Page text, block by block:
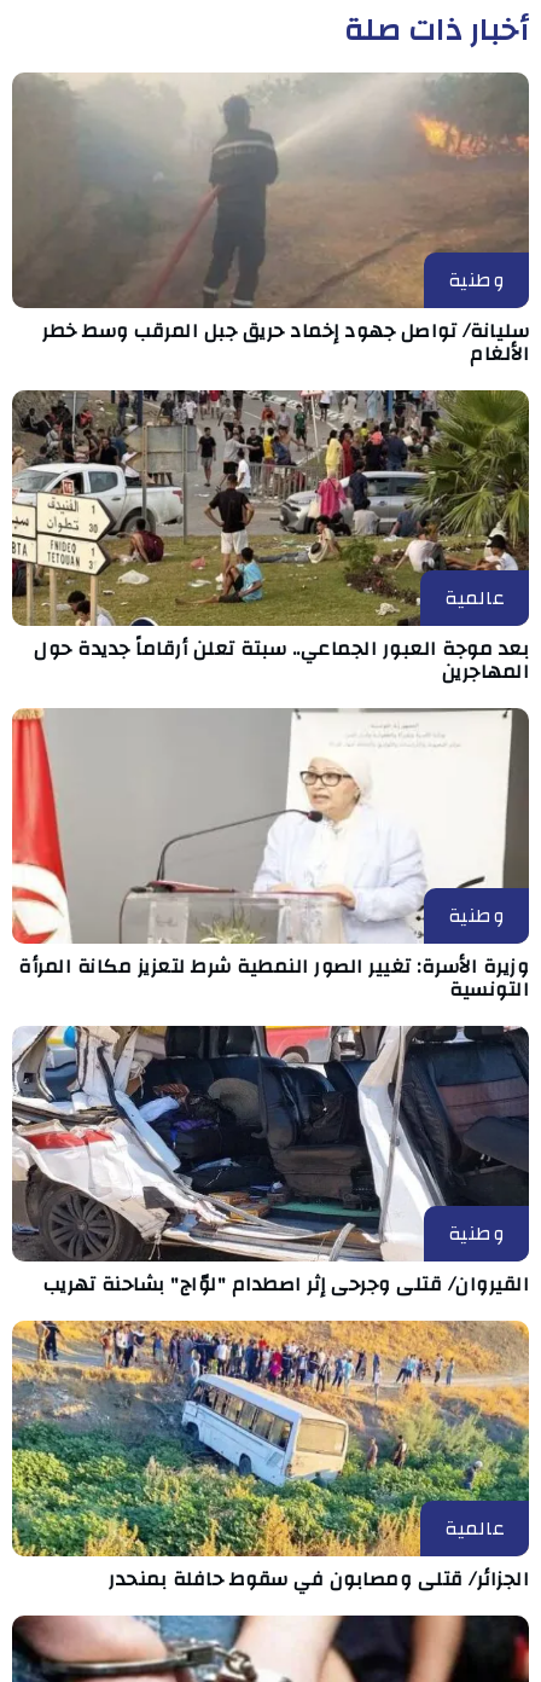
أخبار ذات صلة
وطنية
سليانة/ تواصل جهود إخماد حريق جبل المرقب وسط خطر
الألغام
عالمية
بعد موجة العبور الجماعي.. سبتة تعلن أرقاماً جديدة حول
المهاجرين
وطنية
وزيرة الأسرة: تغيير الصور النمطية شرط لتعزيز مكانة المرأة
التونسية
وطنية
القيروان/ قتلى وجرحى إثر اصطدام "لوّاج" بشاحنة تهريب
عالمية
الجزائر/ قتلى ومصابون في سقوط حافلة بمنحدر